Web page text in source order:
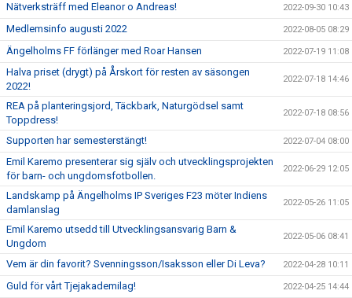
Nätverksträff med Eleanor o Andreas! 2022-09-30 10:43
Medlemsinfo augusti 2022 2022-08-05 08:29
Ängelholms FF förlänger med Roar Hansen 2022-07-19 11:08
Halva priset (drygt) på Årskort för resten av säsongen
2022!
2022-07-18 14:46
REA på planteringsjord, Täckbark, Naturgödsel samt
Toppdress!
2022-07-18 08:56
Supporten har semesterstängt! 2022-07-04 08:00
Emil Karemo presenterar sig själv och utvecklingsprojekten
för barn- och ungdomsfotbollen.
2022-06-29 12:05
Landskamp på Ängelholms IP Sveriges F23 möter Indiens
damlanslag
2022-05-26 11:05
Emil Karemo utsedd till Utvecklingsansvarig Barn &
Ungdom
2022-05-06 08:41
Vem är din favorit? Svenningsson/Isaksson eller Di Leva? 2022-04-28 10:11
Guld för vårt Tjejakademilag! 2022-04-25 14:44